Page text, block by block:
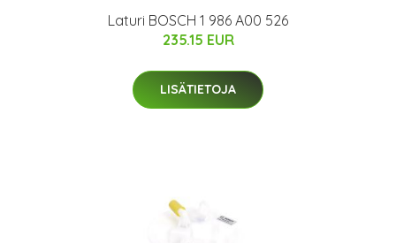
Laturi BOSCH 1 986 A00 526
235.15 EUR
LISÄTIETOJA